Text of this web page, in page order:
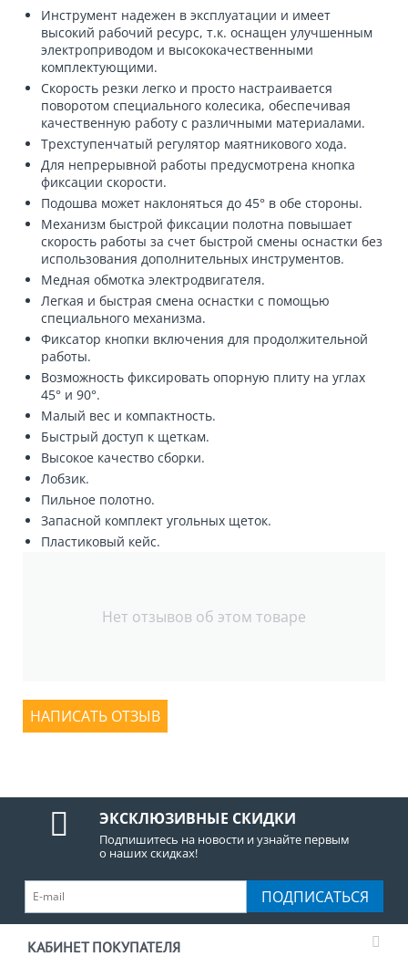
Инструмент надежен в эксплуатации и имеет
высокий рабочий ресурс, т.к. оснащен улучшенным
электроприводом и высококачественными
комплектующими.
Скорость резки легко и просто настраивается
поворотом специального колесика, обеспечивая
качественную работу с различными материалами.
Трехступенчатый регулятор маятникового хода.
Для непрерывной работы предусмотрена кнопка
фиксации скорости.
Подошва может наклоняться до 45° в обе стороны.
Механизм быстрой фиксации полотна повышает
скорость работы за счет быстрой смены оснастки без
использования дополнительных инструментов.
Медная обмотка электродвигателя.
Легкая и быстрая смена оснастки с помощью
специального механизма.
Фиксатор кнопки включения для продолжительной
работы.
Возможность фиксировать опорную плиту на углах
45° и 90°.
Малый вес и компактность.
Быстрый доступ к щеткам.
Высокое качество сборки.
Лобзик.
Пильное полотно.
Запасной комплект угольных щеток.
Пластиковый кейс.
Нет отзывов об этом товаре
НАПИСАТЬ ОТЗЫВ
ЭКСКЛЮЗИВНЫЕ СКИДКИ
Подпишитесь на новости и узнайте первым
о наших скидках!
ПОДПИСАТЬСЯ
КАБИНЕТ ПОКУПАТЕЛЯ